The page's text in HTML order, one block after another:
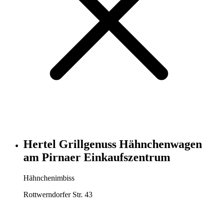
Hertel Grillgenuss Hähnchenwagen
am Pirnaer Einkaufszentrum
Hähnchenimbiss
Rottwerndorfer Str. 43